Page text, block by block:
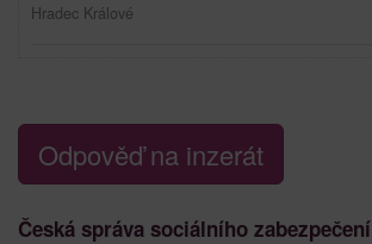
Hradec Králové
Odpověď na inzerát
Česká správa sociálního zabezpečení